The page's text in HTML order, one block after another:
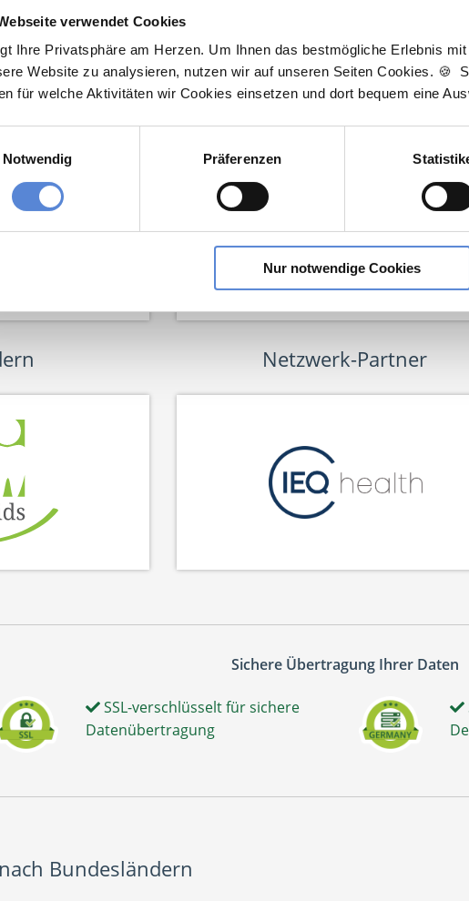
verwendet Cookies
Ihre Privatsphäre am Herzen. Um Ihnen das bestmögliche Erlebnis
Website zu analysieren, nutzen wir auf unseren Seiten Cookies. 🍪
für welche Aktivitäten wir Cookies einsetzen und dort bequem eine
Notwendig
Präferenzen
Nur notwendige Cookies
Wir sind Unterstützer
Netzwerk-Partner
Sichere Übertragung Ihrer Daten
SSL-verschlüsselt für sichere
Datenübertragung
Bundesländern